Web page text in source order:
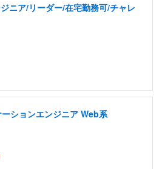
ニア/リーダー/在宅勤務可/チャレ
ションエンジニア Web系